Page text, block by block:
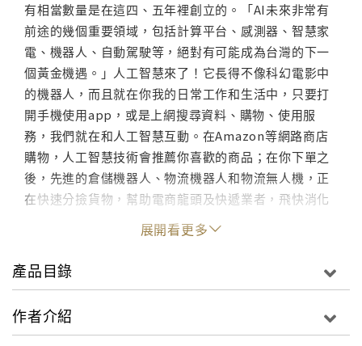
有相當數量是在這四、五年裡創立的。「AI未來非常有
前途的幾個重要領域，包括計算平台、感測器、智慧家
電、機器人、自動駕駛等，絕對有可能成為台灣的下一
個黃金機遇。」人工智慧來了！它長得不像科幻電影中
的機器人，而且就在你我的日常工作和生活中，只要打
開手機使用app，或是上網搜尋資料、購物、使用服
務，我們就在和人工智慧互動。在Amazon等網路商店
購物，人工智慧技術會推薦你喜歡的商品；在你下單之
後，先進的倉儲機器人、物流機器人和物流無人機，正
在快速分撿貨物，幫助電商龍頭及快遞業者，飛快消化
驚人的物流總量。很多人愛用圖像或影片處理軟體，人
工智慧技術會針對照片進行美化，或協助你完成藝術創
作。在人工智慧的驅動下，谷歌等搜尋引擎，早已提升
到智慧問答、智慧助理、智慧搜尋的新層次。在不久的
和智慧城市。人工智慧早已無處不在，而且正在顛覆這
展開看更多
產品目錄
作者介紹